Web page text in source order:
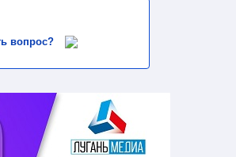
вопрос?